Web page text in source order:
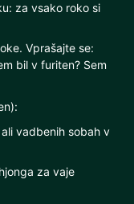
za vsako roko si
Vprašajte se:
bil v furiten? Sem
vadbenih sobah v
za vaje